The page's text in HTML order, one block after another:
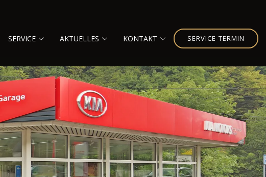
SERVICE AKTUELLES KONTAKT SERVICE-TERMIN